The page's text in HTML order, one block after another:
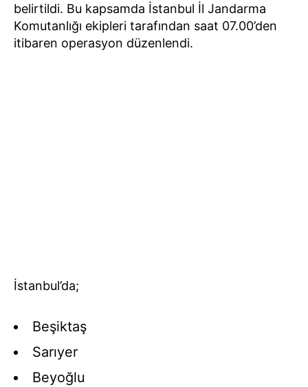
belirtildi. Bu kapsamda İstanbul İl Jandarma
Komutanlığı ekipleri tarafından saat 07.00’den
itibaren operasyon düzenlendi.
İstanbul’da;
Beşiktaş
Sarıyer
Beyoğlu